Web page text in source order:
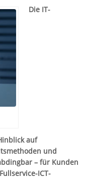
Die IT-
auf
und
– für Kunden
ICT-